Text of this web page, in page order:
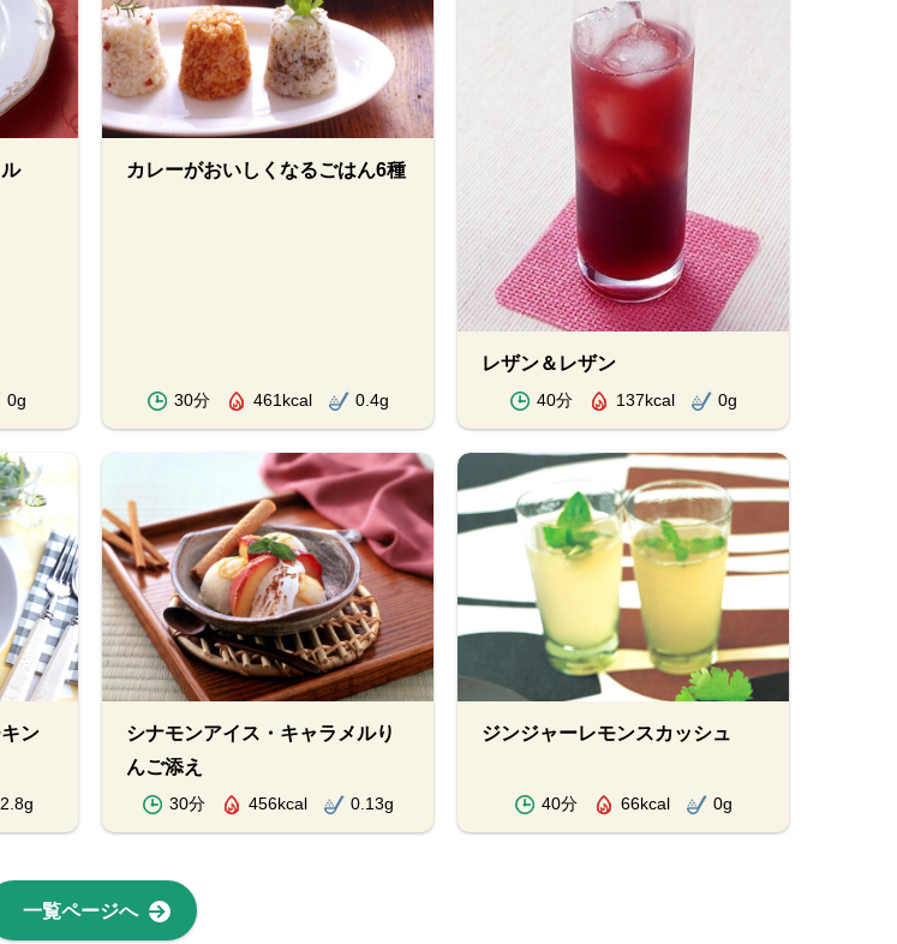
0g
カレーがおいしくなるごはん6種
30分 461kcal 0.4g
レザン＆レザン
40分 137kcal 0g
ン
2.8g
シナモンアイス・キャラメルり
んご添え
30分 456kcal 0.13g
ジンジャーレモンスカッシュ
40分 66kcal 0g
一覧ページへ